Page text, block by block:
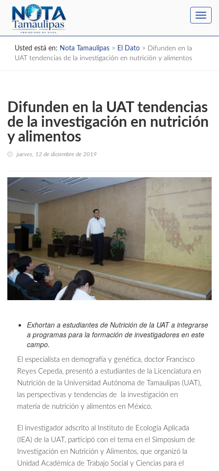
Usted está en: Nota Tamaulipas > El Dato > Difunden en la
UAT tendencias de la investigación en nutrición y alimentos
Difunden en la UAT tendencias
de la investigación en nutrición
y alimentos
jueves, 12 de diciembre de 2019
Exhortan a estudiantes de Nutrición de la UAT a integrarse
a programas para la formación de investigadores en este
campo.
El especialista en demografía y genética, doctor Francisco
Reyes Cepeda, presentó a estudiantes de la Licenciatura en
Nutrición de la Universidad Autónoma de Tamaulipas (UAT),
las perspectivas y tendencias de la investigación en
materia de nutrición y alimentos en México.
El investigador adscrito al Instituto de Ecología Aplicada
(IEA) de la UAT, participó con el tema en el Simposium de
Investigación en Nutrición y Alimentos, que organizó la
Unidad Académica de Trabajo Social y Ciencias para el